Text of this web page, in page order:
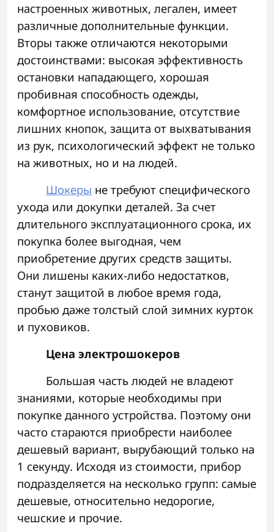
настроенных животных, легален, имеет
различные дополнительные функции.
Вторы также отличаются некоторыми
достоинствами: высокая эффективность
остановки нападающего, хорошая
пробивная способность одежды,
комфортное использование, отсутствие
лишних кнопок, защита от выхватывания
из рук, психологический эффект не только
на животных, но и на людей.
Шокеры не требуют специфического
ухода или докупки деталей. За счет
длительного эксплуатационного срока, их
покупка более выгодная, чем
приобретение других средств защиты.
Они лишены каких-либо недостатков,
станут защитой в любое время года,
пробью даже толстый слой зимних курток
и пуховиков.
Цена электрошокеров
Большая часть людей не владеют
знаниями, которые необходимы при
покупке данного устройства. Поэтому они
часто стараются приобрести наиболее
дешевый вариант, вырубающий только на
1 секунду. Исходя из стоимости, прибор
подразделяется на несколько групп: самые
дешевые, относительно недорогие,
чешские и прочие.